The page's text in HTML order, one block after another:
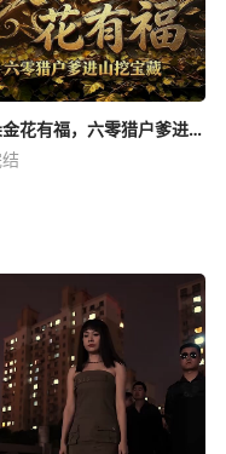
八朵金花有福，六零猎户爹进山挖宝藏